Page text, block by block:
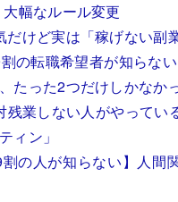
幅なルール変更
だけど実は「稼げない副
割の転職希望者が知らな
たった2つだけしかなか
残業しない人がやってい
ィン」
割の人が知らない】人間